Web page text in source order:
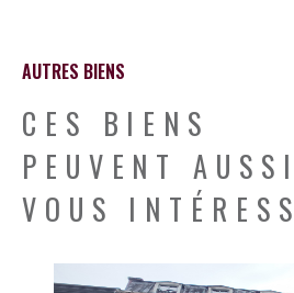
AUTRES BIENS
CES BIENS
PEUVENT AUSSI
VOUS